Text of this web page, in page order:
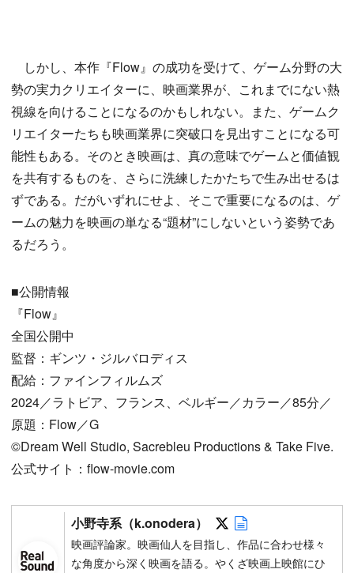
しかし、本作『Flow』の成功を受けて、ゲーム分野の大
勢の実力クリエイターに、映画業界が、これまでにない熱
視線を向けることになるのかもしれない。また、ゲームク
リエイターたちも映画業界に突破口を見出すことになる可
能性もある。そのとき映画は、真の意味でゲームと価値観
を共有するものを、さらに洗練したかたちで生み出せるは
ずである。だがいずれにせよ、そこで重要になるのは、ゲ
ームの魅力を映画の単なる“題材”にしないという姿勢であ
るだろう。
■公開情報
『Flow』
全国公開中
監督：ギンツ・ジルバロディス
配給：ファインフィルムズ
2024／ラトビア、フランス、ベルギー／カラー／85分／
原題：Flow／G
©Dream Well Studio, Sacrebleu Productions & Take Five.
公式サイト：flow-movie.com
小野寺系（k.onodera） Follow on SNS
映画評論家。映画仙人を目指し、作品に合わせ様々
な角度から深く映画を語る。やくざ映画上映館にひ